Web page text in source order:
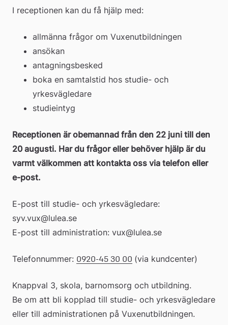
I receptionen kan du få hjälp med:
allmänna frågor om Vuxenutbildningen
ansökan
antagningsbesked
boka en samtalstid hos studie- och
yrkesvägledare
studieintyg
Receptionen är obemannad från den 22 juni till den
20 augusti. Har du frågor eller behöver hjälp är du
varmt välkommen att kontakta oss via telefon eller
E-post till studie- och yrkesvägledare:
syv.vux@lulea.se
E-post till administration: vux@lulea.se
Telefonnummer: 0920-45 30 00 (via kundcenter)
Knappval 3, skola, barnomsorg och utbildning.
Be om att bli kopplad till studie- och yrkesvägledare
eller till administrationen på Vuxenutbildningen.